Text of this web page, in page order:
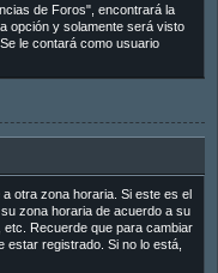
de Foros", encontrará la
opción y solamente será visto
le contará como usuario
otra zona horaria. Si este es el
zona horaria de acuerdo a su
Recuerde que para cambiar
registrado. Si no lo está,